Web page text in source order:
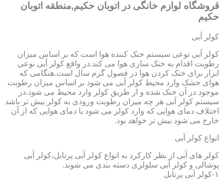
قروشگاه لوازم خانگی در اتوبان حکیم,منطقه اتوبان
حکیم
کولر آبی
کولر آبی نوعی سیستم خنک کننده هوا است که بر اساس میزان
رطوبت اقدام به خنک سازی هوا می کند.در واقع کولر آبی نوعی
ابزار برای خنک کردن هوا در فصول گرم سال است.هنگامی که
هوای خشک وارد محیط کولر آبی می شود بر اساس میزان رطوبت
موجود در آن خنک شده و از طریق کولر وارد محیط می شود.در
سیستم کولر آبی هر چه میزان رطوبت ورودی به کولر بیش تر باشد
اختلاف دمای هوایی که وارد کولر می شود با دمای هوایی که از آن
خارج می شود بیش تر خواهد بود.
انواع کولر آبی
کولر های آبی از نظر کارکرد به انواع کولر آبی پرتابل،کولر آبی
پوشالی و کولر آبی سلولزی دسته بندی می شوند.
۱-کولر آبی پرتابل